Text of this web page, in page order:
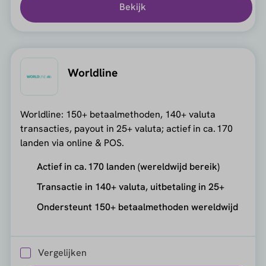
Bekijk
Worldline
Worldline: 150+ betaalmethoden, 140+ valuta
transacties, payout in 25+ valuta; actief in ca. 170
landen via online & POS.
Actief in ca. 170 landen (wereldwijd bereik)
Transactie in 140+ valuta, uitbetaling in 25+
Ondersteunt 150+ betaalmethoden wereldwijd
Vergelijken